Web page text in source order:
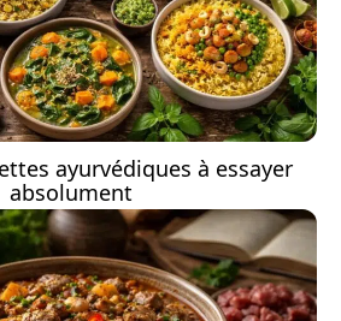
ayurvédiques à essayer
absolument